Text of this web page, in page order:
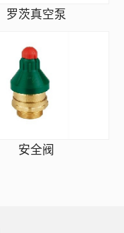
罗茨真空泵
安全阀